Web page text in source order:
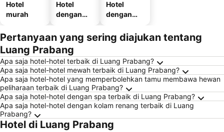
Hotel
murah
Hotel
dengan
renang
Hotel
dengan
parkir
Pertanyaan yang sering diajukan tentang
Luang Prabang
Apa saja hotel-hotel terbaik di Luang Prabang?
Apa saja hotel-hotel mewah terbaik di Luang Prabang?
Apa saja hotel-hotel yang memperbolehkan tamu membawa hewan
peliharaan terbaik di Luang Prabang?
Apa saja hotel-hotel dengan spa terbaik di Luang Prabang?
Apa saja hotel-hotel dengan kolam renang terbaik di Luang
Prabang?
Hotel di Luang Prabang